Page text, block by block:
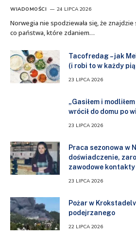
WIADOMOŚCI 24 LIPCA 2026
Norwegia nie spodziewała się, że
co państwa, które zdaniem…
Tacofredag – jak
(i robi to w każdy
23 LIPCA 2026
„Gasiłem i
wrócił do domu po
23 LIPCA 2026
Praca sezonowa w
doświadczenie,
zawodowe kontakty
23 LIPCA 2026
Pożar w
podejrzanego
22 LIPCA 2026